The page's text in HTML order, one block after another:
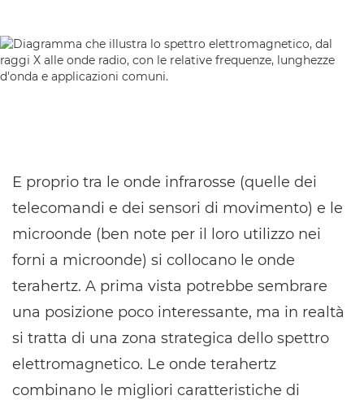
E proprio tra le onde infrarosse (quelle dei
telecomandi e dei sensori di movimento) e le
microonde (ben note per il loro utilizzo nei
forni a microonde) si collocano le onde
terahertz. A prima vista potrebbe sembrare
una posizione poco interessante, ma in realtà
si tratta di una zona strategica dello spettro
elettromagnetico. Le onde terahertz
combinano le migliori caratteristiche di